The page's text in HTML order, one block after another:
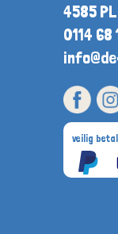
4585
0114 68
veilig